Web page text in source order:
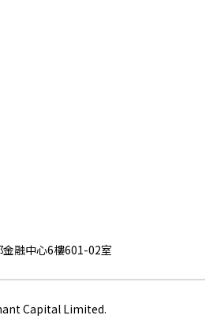
融中心6樓601-02室
Capital Limited.